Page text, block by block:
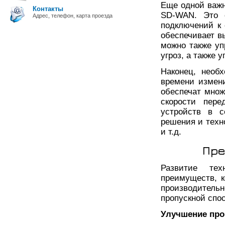
Контакты
Адрес, телефон, карта проезда
Еще одной
SD-WAN. Это
подключений
обеспечивает
можно также
угроз, а также
Наконец,
времени
обеспечат
скорости
устройств в
решения и
и т.д.
Развитие
преимуществ,
пропускной
Улучшение